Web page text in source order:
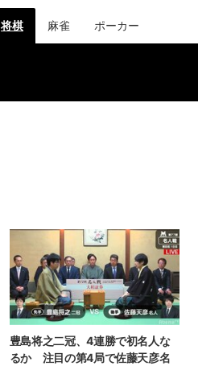
将棋 麻雀 ポーカー
豊島将之二冠、4連勝で初名人な
るか 注目の第4局で佐藤天彦名